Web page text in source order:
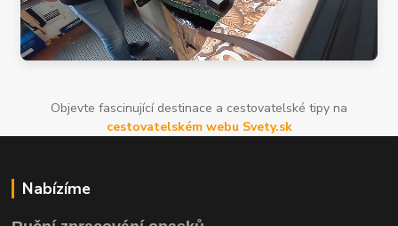
Objevte fascinující destinace a cestovatelské tipy na
cestovatelském webu Svety.sk
Nabízíme